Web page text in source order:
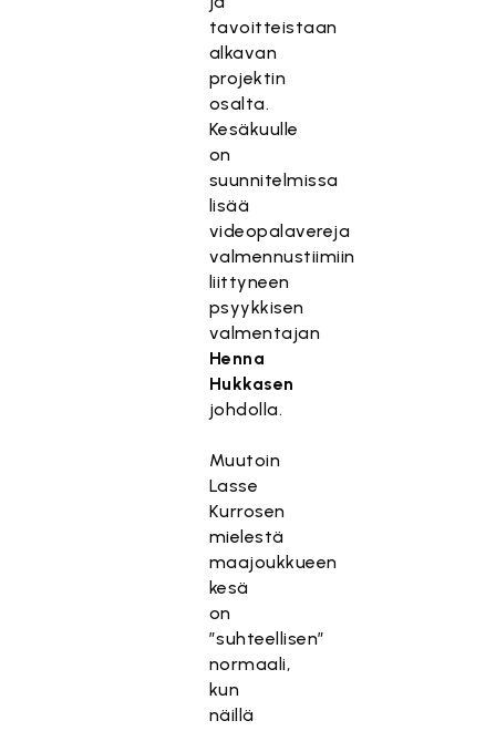
tavoitteistaan
alkavan
projektin
osalta.
Kesäkuulle
on
suunnitelmissa
lisää
videopalavereja
valmennustiimiin
liittyneen
psyykkisen
valmentajan
Henna
Hukkasen
johdolla.
Muutoin
Lasse
Kurrosen
mielestä
maajoukkueen
kesä
on
”suhteellisen”
normaali,
kun
näillä